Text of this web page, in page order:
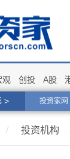
> 投资家网
观 创投 A股
/ 投资机构